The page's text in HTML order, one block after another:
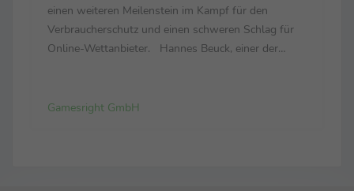
einen weiteren Meilenstein im Kampf für den
Verbraucherschutz und einen schweren Schlag für
Online-Wettanbieter. Hannes Beuck, einer der
Hinweisbeschluss ist ein großer Sieg für ...
Gamesright GmbH